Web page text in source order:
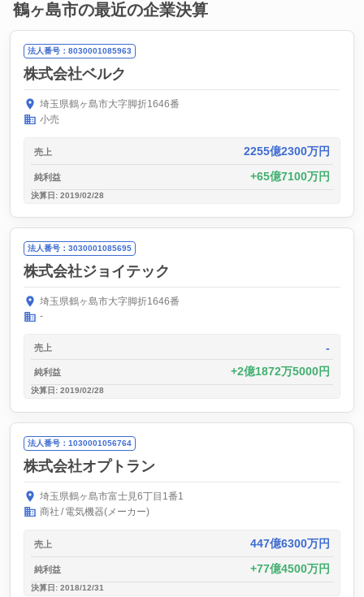
鶴ヶ島市の最近の企業決算
法人番号：8030001085963
株式会社ベルク
埼玉県鶴ヶ島市大字脚折1646番
小売
売上 2255億2300万円
純利益 65億7100万円
決算日: 2019/02/28
法人番号：3030001085695
株式会社ジョイテック
埼玉県鶴ヶ島市大字脚折1646番
-
売上 -
純利益 2億1872万5000円
決算日: 2019/02/28
法人番号：1030001056764
株式会社オプトラン
埼玉県鶴ヶ島市富士見6丁目1番1
商社
電気機器(メーカー)
売上 447億6300万円
純利益 77億4500万円
決算日: 2018/12/31